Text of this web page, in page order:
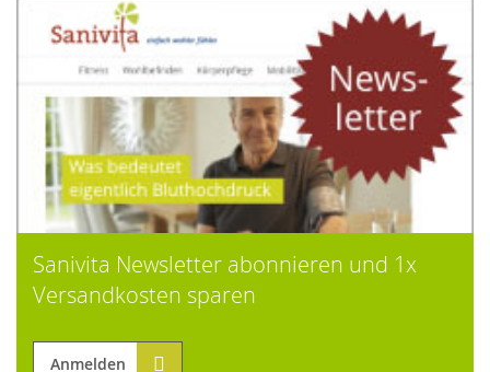
Sanivita Newsletter abonnieren und 1x
Versandkosten sparen
Anmelden